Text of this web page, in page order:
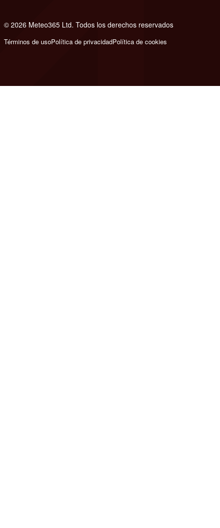
© 2026 Meteo365 Ltd. Todos los derechos reservados
Términos de usoPolítica de privacidadPolítica de cookies